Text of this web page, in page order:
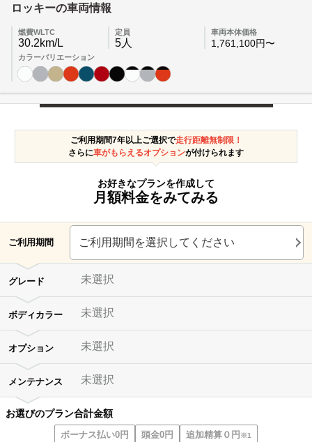
ロッキーの車両情報
燃費WLTC
30.2km/L
定員
5人
車両本体価格
1,761,100円〜
カラーバリエーション
ご利用期間7年以上ご選択で走行距離無制限！
さらに車がもらえるオプションが付けられます
お好きなプランを作成して
月額料金をみてみる
ご利用期間 ご利用期間を選択してください
グレード 未選択
ボディカラー 未選択
オプション 未選択
メンテナンス 未選択
お選びのプラン合計金額
ボーナス払い0円 頭金0円 追加精算０円※1